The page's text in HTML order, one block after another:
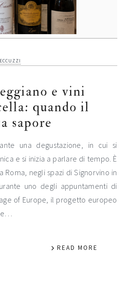
e vini
quando il
sapore
una degustazione, in cui si
e si inizia a parlare di tempo. È
negli spazi di Signorvino in
uno degli appuntamenti di
of Europe, il progetto europeo
READ MORE